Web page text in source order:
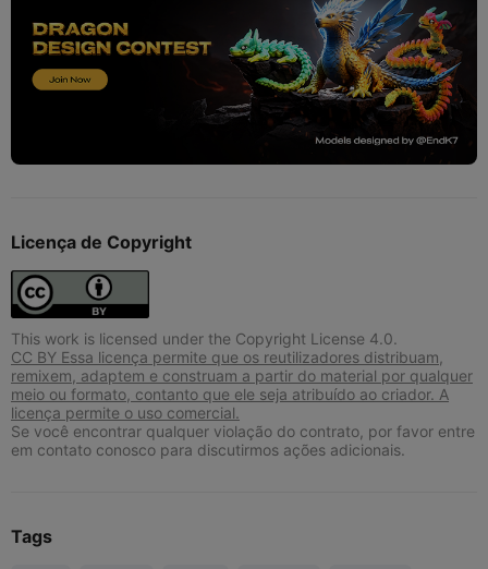
Licença de Copyright
This work is licensed under the Copyright License 4.0.
CC BY Essa licença permite que os reutilizadores distribuam,
remixem, adaptem e construam a partir do material por qualquer
meio ou formato, contanto que ele seja atribuído ao criador. A
licença permite o uso comercial.
Se você encontrar qualquer violação do contrato, por favor entre
em contato conosco para discutirmos ações adicionais.
Tags